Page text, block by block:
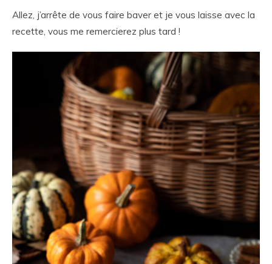
Allez, j’arrête de vous faire baver et je vous laisse avec la
recette, vous me remercierez plus tard !